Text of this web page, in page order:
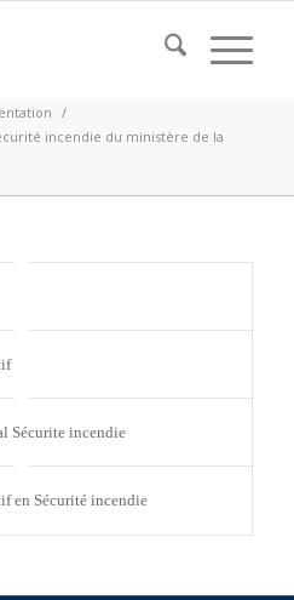
/
incendie du ministère de la
Sécurite incendie
en Sécurité incendie